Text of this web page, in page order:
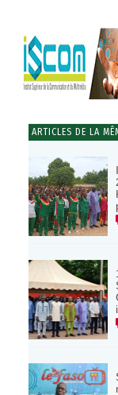
ARTICLES DE LA